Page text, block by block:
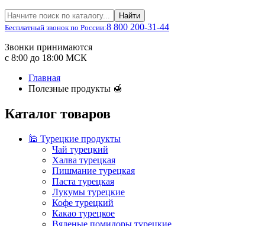
Найти
Бесплатный звонок по России:8 800 200-31-44
Звонки принимаются
с 8:00 до 18:00 МСК
Главная
Полезные продукты 🍯
Каталог товаров
🕌 Турецкие продукты
Чай турецкий
Халва турецкая
Пишмание турецкая
Паста турецкая
Лукумы турецкие
Кофе турецкий
Какао турецкое
Вяленые помидоры турецкие